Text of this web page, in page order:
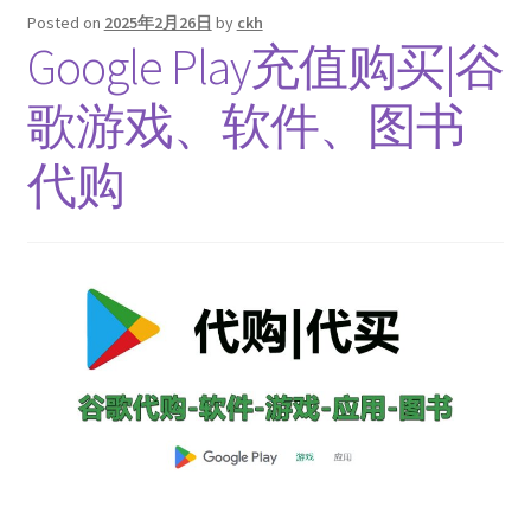
商店
我的帐户
礼品卡锁卡注意事项
结算-付款
云短信-接码
Posted on 2025年2月26日 by ckh
Google Play充值购买|谷
歌游戏、软件、图书
代购